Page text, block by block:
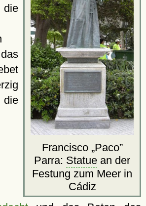
Francisco Paco
Parra: Statue an der
Festung zum Meer in
Cádiz